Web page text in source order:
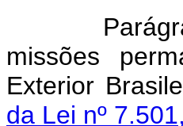
Parágrafo
missões
Exterior
da Lei nº